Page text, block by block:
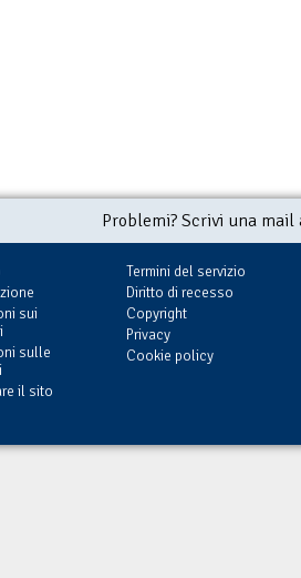
Problemi? Scrivi una
sui
sulle
il sito
Termini del servizio
Diritto di recesso
Copyright
Privacy
Cookie policy